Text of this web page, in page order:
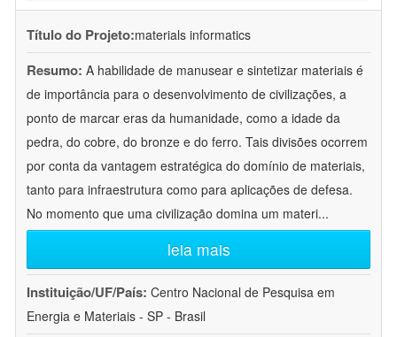
Título do Projeto:materials informatics
Resumo: A habilidade de manusear e sintetizar materiais é
de importância para o desenvolvimento de civilizações, a
ponto de marcar eras da humanidade, como a idade da
pedra, do cobre, do bronze e do ferro. Tais divisões ocorrem
por conta da vantagem estratégica do domínio de materiais,
tanto para infraestrutura como para aplicações de defesa.
No momento que uma civilização domina um materi...
leia mais
Instituição/UF/País: Centro Nacional de Pesquisa em
Energia e Materiais - SP - Brasil